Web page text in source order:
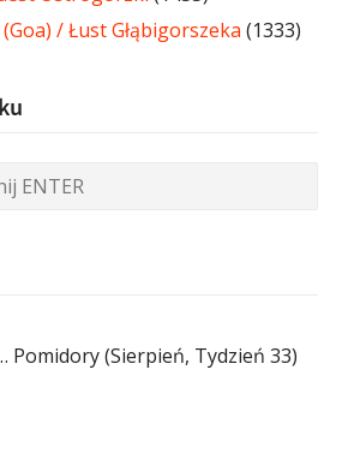
/ Łust Głąbigorszeka (1333)
Pomidory (Sierpień, Tydzień 33)